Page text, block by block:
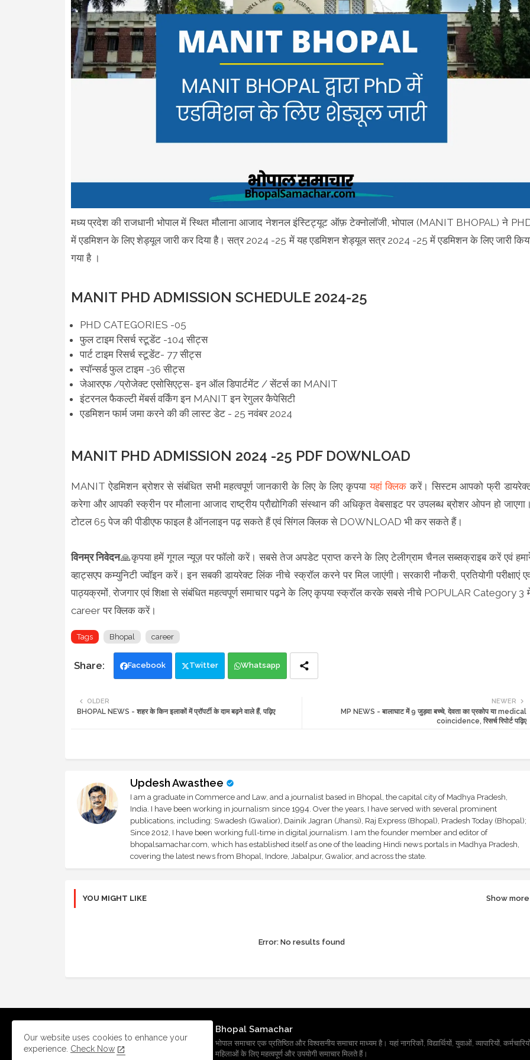
मध्य प्रदेश की राजधानी भोपाल में स्थित मौलाना आजाद नेशनल इंस्टिट्यूट ऑफ़ टेक्नोलॉजी, भोपाल (MANIT BHOPAL) ने
में एडमिशन के लिए शेड्यूल जारी कर दिया है। सत्र 2024 -25 में यह एडमिशन शेड्यूल सत्र 2024 -25 में एडमिशन के लिए जारी
गया है ।
MANIT PHD ADMISSION SCHEDULE 2024-25
PHD CATEGORIES -05
फुल टाइम रिसर्च स्टूडेंट -104 सीट्स
पार्ट टाइम रिसर्च स्टूडेंट- 77 सीट्स
स्पॉन्सर्ड फुल टाइम -36 सीट्स
जेआरएफ /प्रोजेक्ट एसोसिएट्स- इन ऑल डिपार्टमेंट / सेंटर्स का MANIT
इंटरनल फैकल्टी मेंबर्स वर्किंग इन MANIT इन रेगुलर कैपेसिटी
एडमिशन फार्म जमा करने की की लास्ट डेट - 25 नवंबर 2024
MANIT PHD ADMISSION 2024 -25 PDF DOWNLOAD
MANIT ऐडमिशन ब्रोशर से संबंधित सभी महत्वपूर्ण जानकारी के लिए के लिए कृपयायहां क्लिक करें। सिस्टम आपको फ्री
करेगा और आपकी स्क्रीन पर मौलाना आजाद राष्ट्रीय प्रौद्योगिकी संस्थान की अधिकृत वेबसाइट पर उपलब्ध ब्रोशर ओपन हो
टोटल 65 पेज की पीडीएफ फाइल है ऑनलाइन पढ़ सकते हैं एवं सिंगल क्लिक से DOWNLOAD भी कर सकते हैं।
विनम्र निवेदन🙏कृपया हमें गूगल न्यूज़ पर फॉलो करें। सबसे तेज अपडेट प्राप्त करने के लिए टेलीग्राम चैनल सब्सक्राइब करें एवं
व्हाट्सएप कम्युनिटी ज्वॉइन करें। इन सबकी डायरेक्ट लिंक नीचे स्क्रॉल करने पर मिल जाएंगी। सरकारी नौकरी, प्रतियोगी परीक्षाएं
पाठ्यक्रमों, रोजगार एवं शिक्षा से संबंधित महत्वपूर्ण समाचार पढ़ने के लिए कृपया स्क्रॉल करके सबसे नीचे POPULAR Category 3
career पर क्लिक करें।
Tags Bhopal career
Facebook Twitter Whatsapp
NEWER
MP NEWS - बालाघाट में 9 जुड़वा बच्चे, देवता का प्रकोप या medical
coincidence, रिसर्च रिपोर्ट पढ़िए
OLDER
BHOPAL NEWS - शहर के किन इलाकों में प्रॉपर्टी के दाम बढ़ने वाले हैं, पढ़िए
Updesh Awasthee
I am a graduate in Commerce and Law, and a journalist based in Bhopal, the capital city of Madhya Pradesh,
India. I have been working in journalism since 1994. Over the years, I have served with several prominent
publications, including: Swadesh (Gwalior), Dainik Jagran (Jhansi), Raj Express (Bhopal), Pradesh Today (Bhopal);
Since 2012, I have been working full-time in digital journalism. I am the founder member and editor of
bhopalsamachar.com, which has established itself as one of the leading Hindi news portals in Madhya Pradesh,
covering the latest news from Bhopal, Indore, Jabalpur, Gwalior, and across the state.
YOU MIGHT LIKE Show more
Error:No results found
Bhopal Samachar
भोपाल समाचार एक प्रतिष्ठित और विश्वसनीय समाचार माध्यम है। यहां नागरिकों, विद्यार्थियों, युवाओं, व्यापारियों,
महिलाओं के लिए महत्वपूर्ण और उपयोगी समाचार मिलते हैं।
Our website uses cookies to enhance your
experience. Check Now